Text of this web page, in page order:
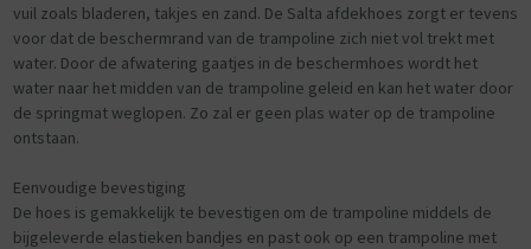
vuil zoals bladeren, takjes en zand. De Salta afdekhoes zorgt er tevens
voor dat de beschermrand van de trampoline zich niet vol trekt met
water. Door de afwatering gaatjes in de beschermhoes wordt het
water naar het midden van de trampoline geleid en kan het water door
de springmat weglopen. Zo zal er geen plas water op de trampoline
ontstaan.
Eenvoudige bevestiging
De hoes is gemakkelijk te bevestigen om de trampoline middels de
bijgeleverde elastieken bandjes en past ook op een trampoline met